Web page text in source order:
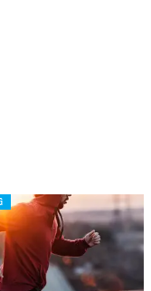
り
章を読むことだけに
けることは、ひとつ
ながっているという